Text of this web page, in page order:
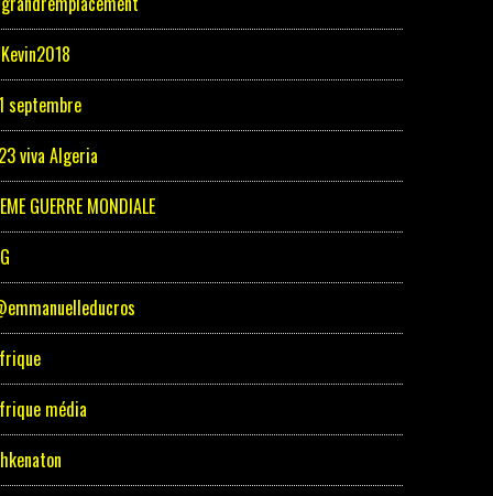
septembre
viva Algeria
GUERRE MONDIALE
média